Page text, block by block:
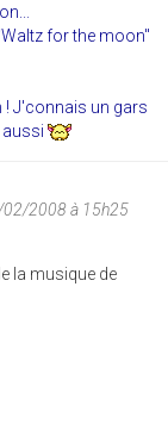
for the moon"
! J'connais un gars
aussi
02/2008 à 15h25
la musique de